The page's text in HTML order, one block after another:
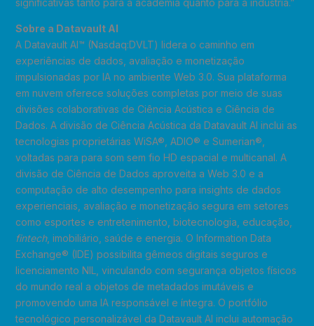
significativas tanto para a academia quanto para a indústria.”
Sobre a Datavault AI
A Datavault AI™ (Nasdaq:DVLT) lidera o caminho em
experiências de dados, avaliação e monetização
impulsionadas por IA no ambiente Web 3.0. Sua plataforma
em nuvem oferece soluções completas por meio de suas
divisões colaborativas de Ciência Acústica e Ciência de
Dados. A divisão de Ciência Acústica da Datavault AI inclui as
tecnologias proprietárias WiSA®, ADIO® e Sumerian®,
voltadas para para som sem fio HD espacial e multicanal. A
divisão de Ciência de Dados aproveita a Web 3.0 e a
computação de alto desempenho para insights de dados
experienciais, avaliação e monetização segura em setores
como esportes e entretenimento, biotecnologia, educação,
fintech, imobiliário, saúde e energia. O Information Data
Exchange® (IDE) possibilita gêmeos digitais seguros e
licenciamento NIL, vinculando com segurança objetos físicos
do mundo real a objetos de metadados imutáveis e
promovendo uma IA responsável e íntegra. O portfólio
tecnológico personalizável ​​da Datavault AI inclui automação